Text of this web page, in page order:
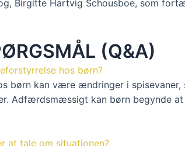
Birgitte Hartvig Schousboe, som
(Q&A)
hos børn?
børn kan være ændringer i
Adfærdsmæssigt kan børn begynde
at tale om situationen?